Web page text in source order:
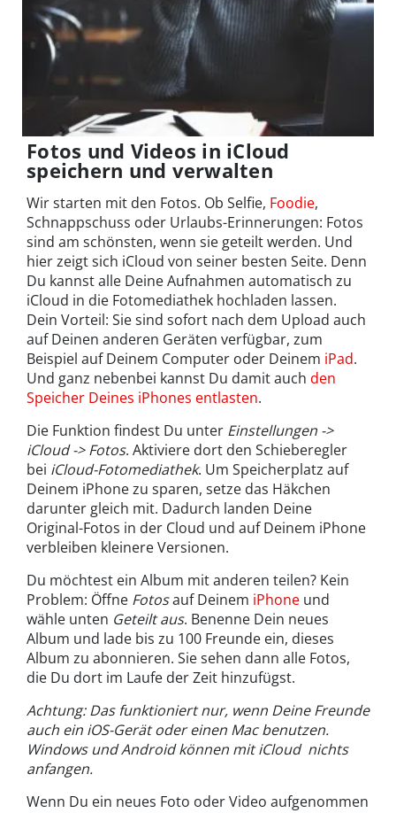
Fotos und Videos in iCloud
speichern und verwalten
Wir starten mit den Fotos. Ob Selfie, Foodie,
Schnappschuss oder Urlaubs-Erinnerungen: Fotos
sind am schönsten, wenn sie geteilt werden. Und
hier zeigt sich iCloud von seiner besten Seite. Denn
Du kannst alle Deine Aufnahmen automatisch zu
iCloud in die Fotomediathek hochladen lassen.
Dein Vorteil: Sie sind sofort nach dem Upload auch
auf Deinen anderen Geräten verfügbar, zum
Beispiel auf Deinem Computer oder Deinem iPad.
Und ganz nebenbei kannst Du damit auch den
Speicher Deines iPhones entlasten.
Die Funktion findest Du unter Einstellungen ->
iCloud -> Fotos. Aktiviere dort den Schieberegler
bei iCloud-Fotomediathek. Um Speicherplatz auf
Deinem iPhone zu sparen, setze das Häkchen
darunter gleich mit. Dadurch landen Deine
Original-Fotos in der Cloud und auf Deinem iPhone
verbleiben kleinere Versionen.
Du möchtest ein Album mit anderen teilen? Kein
Problem: Öffne Fotosauf Deinem iPhone und
wähle unten Geteilt aus. Benenne Dein neues
Album und lade bis zu 100 Freunde ein, dieses
Album zu abonnieren. Sie sehen dann alle Fotos,
die Du dort im Laufe der Zeit hinzufügst.
Achtung: Das funktioniert nur, wenn Deine Freunde
auch ein iOS-Gerät oder einen Mac benutzen.
Windows und Android können mit iCloud nichts
anfangen.
Wenn Du ein neues Foto oder Video aufgenommen